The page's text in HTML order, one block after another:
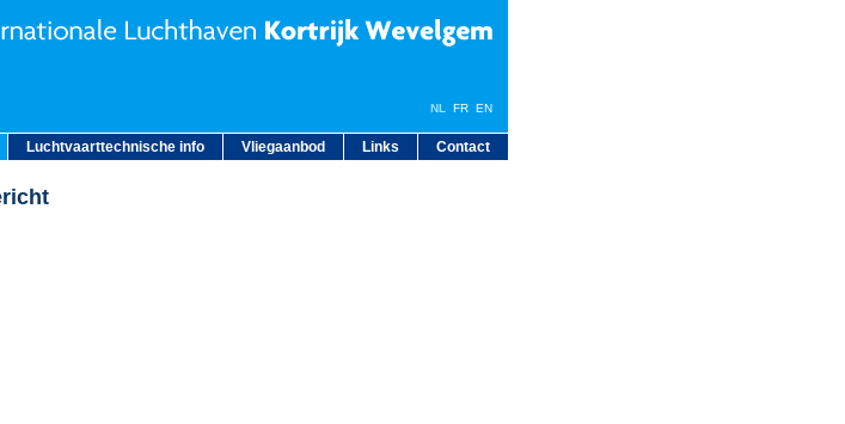
Luchtvaarttechnische info Vliegaanbod Links Contact
NL FR EN